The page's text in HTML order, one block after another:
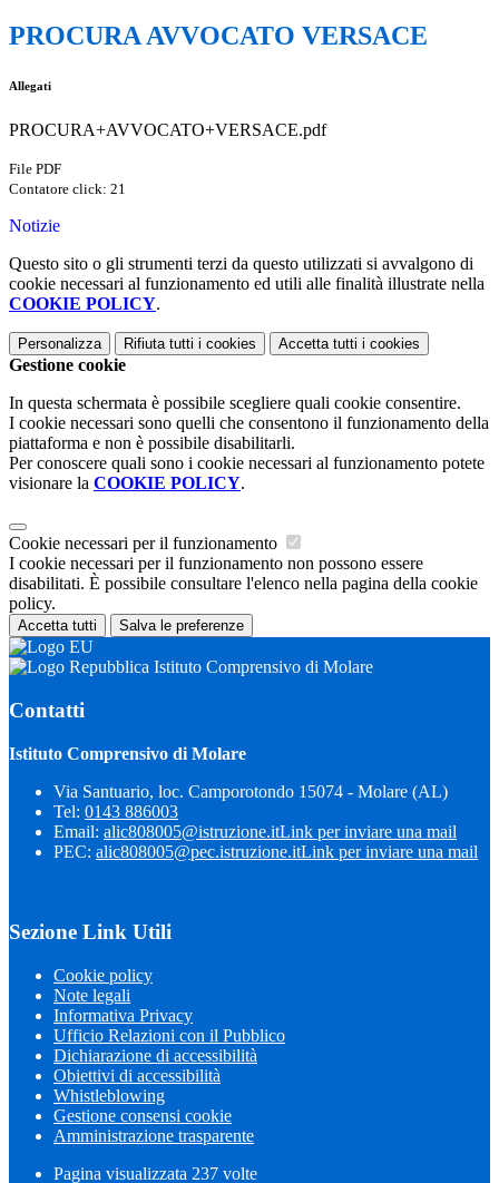
PROCURA AVVOCATO VERSACE
Allegati
PROCURA+AVVOCATO+VERSACE.pdf
File PDF
Contatore click: 21
Notizie
Questo sito o gli strumenti terzi da questo utilizzati si avvalgono di
cookie necessari al funzionamento ed utili alle finalità illustrate nella
COOKIE POLICY.
Personalizza Rifiuta tutti i cookies Accetta tutti i cookies
Gestione cookie
In questa schermata è possibile scegliere quali cookie consentire.
I cookie necessari sono quelli che consentono il funzionamento della
piattaforma e non è possibile disabilitarli.
Per conoscere quali sono i cookie necessari al funzionamento potete
visionare la COOKIE POLICY.
Cookie necessari per il funzionamento
I cookie necessari per il funzionamento non possono essere
disabilitati. È possibile consultare l'elenco nella pagina della cookie
policy.
Accetta tutti Salva le preferenze
Istituto Comprensivo di Molare
Contatti
Istituto Comprensivo di Molare
Via Santuario, loc. Camporotondo 15074 - Molare (AL)
Tel: 0143 886003
Email: alic808005@istruzione.itLink per inviare una mail
PEC: alic808005@pec.istruzione.itLink per inviare una mail
Sezione Link Utili
Cookie policy
Note legali
Informativa Privacy
Ufficio Relazioni con il Pubblico
Dichiarazione di accessibilità
Obiettivi di accessibilità
Whistleblowing
Gestione consensi cookie
Amministrazione trasparente
Pagina visualizzata 237 volte